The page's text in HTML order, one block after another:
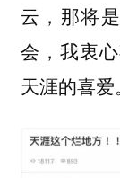
云，那将
会，我衷
天涯的喜爱。